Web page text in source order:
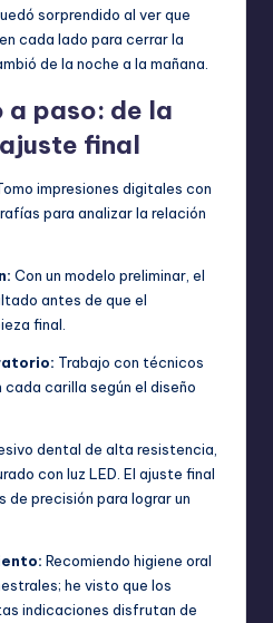
sorprendido al ver que
cada lado para cerrar la
de la noche a la mañana.
a paso: de la
final
impresiones digitales con
para analizar la relación
Con un modelo preliminar, el
antes de que el
final.
Trabajo con técnicos
carilla según el diseño
dental de alta resistencia,
con luz LED. El ajuste final
de precisión para lograr un
Recomiendo higiene oral
he visto que los
indicaciones disfrutan de